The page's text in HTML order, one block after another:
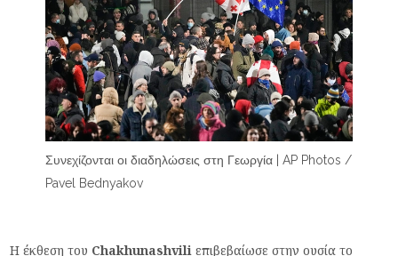
Συνεχίζονται οι διαδηλώσεις στη Γεωργία | AP Photos /
Pavel Bednyakov
Η έκθεση του Chakhunashviliεπιβεβαίωσε στην ουσία το